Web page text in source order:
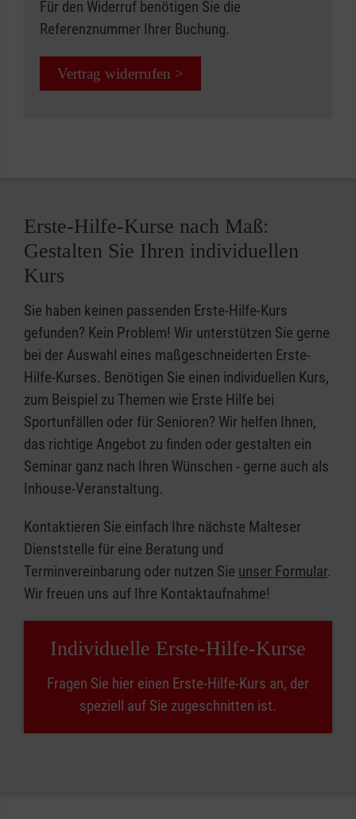
Für den Widerruf benötigen Sie die
Referenznummer Ihrer Buchung.
Vertrag widerrufen >
Erste-Hilfe-Kurse nach Maß:
Gestalten Sie Ihren individuellen
Kurs
Sie haben keinen passenden Erste-Hilfe-Kurs
gefunden? Kein Problem! Wir unterstützen Sie gerne
bei der Auswahl eines maßgeschneiderten Erste-
Hilfe-Kurses. Benötigen Sie einen individuellen Kurs,
zum Beispiel zu Themen wie Erste Hilfe bei
Sportunfällen oder für Senioren? Wir helfen Ihnen,
das richtige Angebot zu finden oder gestalten ein
Seminar ganz nach Ihren Wünschen - gerne auch als
Inhouse-Veranstaltung.
Kontaktieren Sie einfach Ihre nächste Malteser
Dienststelle für eine Beratung und
Terminvereinbarung oder nutzen Sie unser Formular.
Wir freuen uns auf Ihre Kontaktaufnahme!
Individuelle Erste-Hilfe-Kurse
Fragen Sie hier einen Erste-Hilfe-Kurs an, der
speziell auf Sie zugeschnitten ist.